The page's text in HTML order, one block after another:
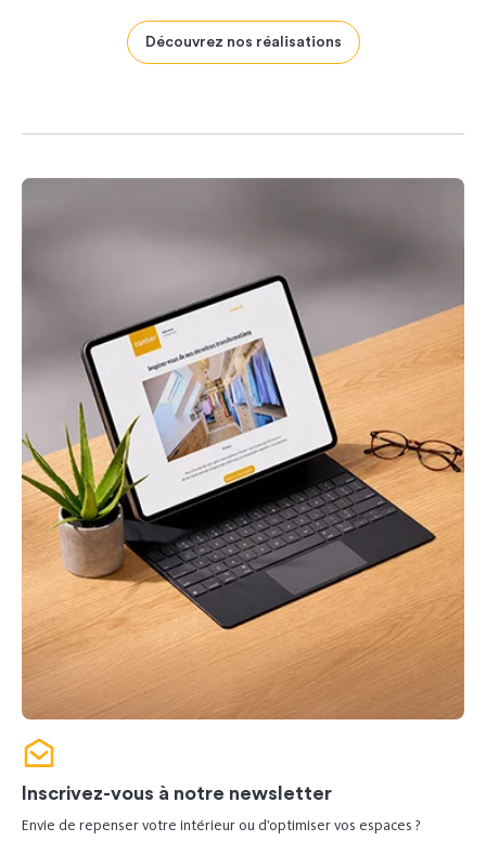
Découvrez nos réalisations
Inscrivez-vous à notre newsletter
Envie de repenser votre intérieur ou d’optimiser vos espaces ?